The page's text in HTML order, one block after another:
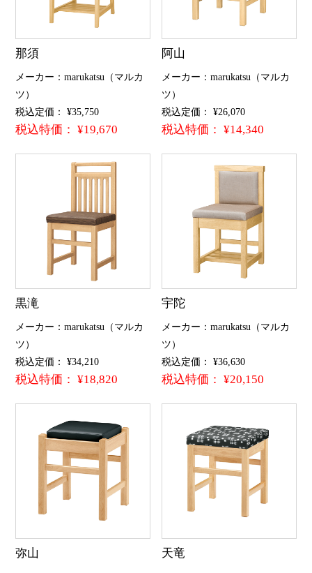
那須
メーカー：marukatsu（マルカ
ツ）
税込定価： ¥35,750
税込特価： ¥19,670
阿山
メーカー：marukatsu（マルカ
ツ）
税込定価： ¥26,070
税込特価： ¥14,340
黒滝
メーカー：marukatsu（マルカ
ツ）
税込定価： ¥34,210
税込特価： ¥18,820
宇陀
メーカー：marukatsu（マルカ
ツ）
税込定価： ¥36,630
税込特価： ¥20,150
弥山 天竜